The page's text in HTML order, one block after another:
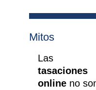
Mitos
Las
tasaciones
online no